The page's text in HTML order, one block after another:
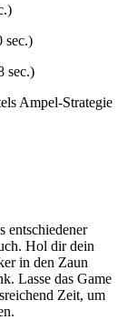
sec.)
sec.)
Ampel-Strategie
entschiedener
Hol dir dein
in den Zaun
Lasse das Game
Zeit, um